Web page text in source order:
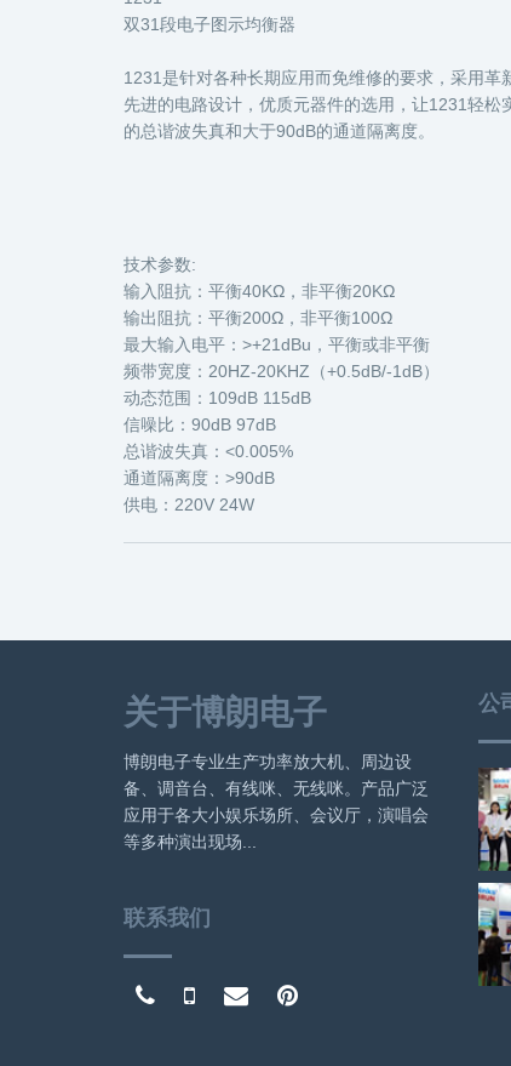
双31段电子图示均衡器
1231是针对各种长期应用而免维修的要求，采用革
先进的电路设计，优质元器件的选用，让1231轻
的总谐波失真和大于90dB的通道隔离度。
技术参数:
输入阻抗：平衡40KΩ，非平衡20KΩ
输出阻抗：平衡200Ω，非平衡100Ω
最大输入电平：>+21dBu，平衡或非平衡
频带宽度：20HZ-20KHZ（+0.5dB/-1dB）
动态范围：109dB 115dB
信噪比：90dB 97dB
总谐波失真：<0.005%
通道隔离度：>90dB
供电：220V 24W
关于博朗电子
博朗电子专业生产功率放大机、周边设
备、调音台、有线咪、无线咪。产品广泛
应用于各大小娱乐场所、会议厅，演唱会
等多种演出现场...
联系我们
公